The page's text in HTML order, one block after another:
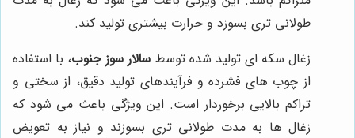
طولانی تری بسوزد و حرارت بیشتری تولید کند.
زغال سکه ای تولید شده توسط سالار سوز جنوب، با استفاده
از چوب های فشرده و فرآیندهای تولید دقیق، از سختی و
تراکم بالایی برخوردار است. این ویژگی باعث می شود که
زغال ها به مدت طولانی تری بسوزند و نیاز به تعویض